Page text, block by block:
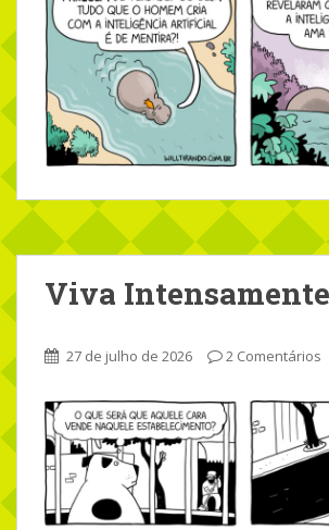
Viva
27 de julho de 2026 2 Comentários